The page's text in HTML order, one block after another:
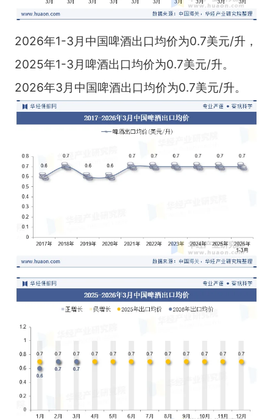
2026年1-3月中国啤酒出口均价为0.7美元/升，
2025年1-3月啤酒出口均价为0.7美元/升。
2026年3月中国啤酒出口均价为0.7美元/升。